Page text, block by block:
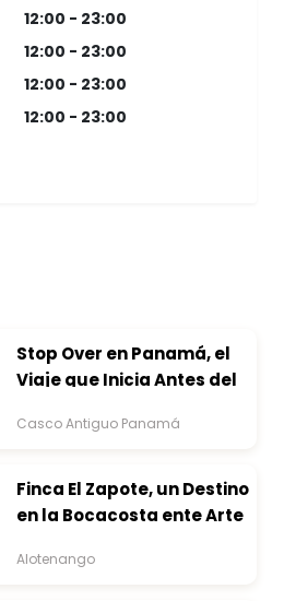
12:00 - 23:00
12:00 - 23:00
12:00 - 23:00
12:00 - 23:00
Stop Over en Panamá, el
Viaje que Inicia Antes del
Casco Antiguo Panamá
Finca El Zapote, un Destino
en la Bocacosta ente Arte
Alotenango